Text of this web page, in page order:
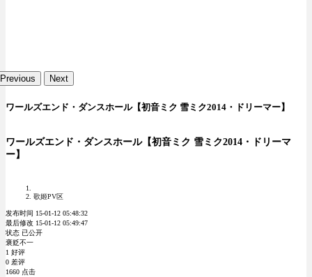
Previous Next
ワールズエンド・ダンスホール【初音ミク 雪ミク2014・ドリーマー】
ワールズエンド・ダンスホール【初音ミク 雪ミク2014・ドリーマ
ー】
歌姬PV区
发布时间 15-01-12 05:48:32
最后修改 15-01-12 05:49:47
状态 已公开
褒贬不一
1 好评
0 差评
1660 点击